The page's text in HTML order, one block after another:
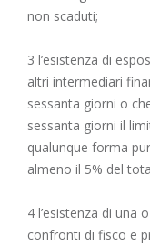
non scaduti;
3 l’esistenza di
altri intermediari
sessanta giorni o
sessanta giorni il
qualunque forma
almeno il 5% del
4 l’esistenza di una
confronti di fisco e